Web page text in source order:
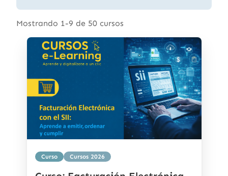
Mostrando 1-9 de 50 cursos
Curso Cursos 2026